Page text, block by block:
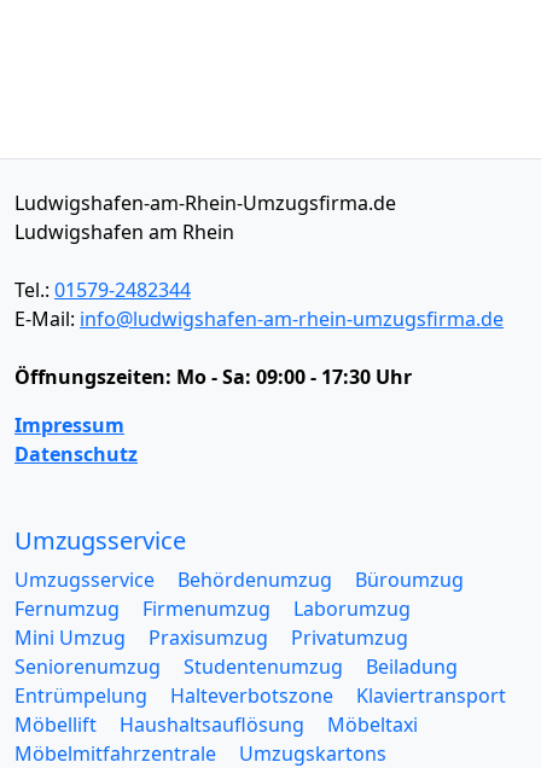
Ludwigshafen-am-Rhein-Umzugsfirma.de
Ludwigshafen am Rhein
Tel.: 01579-2482344
E-Mail: info@ludwigshafen-am-rhein-umzugsfirma.de
Öffnungszeiten: Mo - Sa: 09:00 - 17:30 Uhr
Impressum
Datenschutz
Umzugsservice
Umzugsservice Behördenumzug
Büroumzug
Fernumzug
Firmenumzug
Laborumzug
Mini Umzug
Praxisumzug
Privatumzug
Seniorenumzug
Studentenumzug
Beiladung
Entrümpelung
Halteverbotszone
Klaviertransport
Möbellift
Haushaltsauflösung
Möbeltaxi
Möbelmitfahrzentrale
Umzugskartons